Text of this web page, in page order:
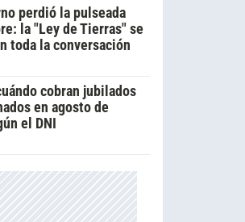
perdió la pulseada
la "Ley de Tierras" se
toda la conversación
cobran jubilados
en agosto de
el DNI